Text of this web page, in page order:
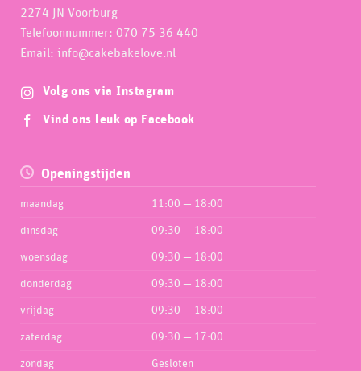
2274 JN Voorburg
Telefoonnummer: 070 75 36 440
Email: info@cakebakelove.nl
Volg ons via Instagram
Vind ons leuk op Facebook
Openingstijden
maandag 11:00 — 18:00
dinsdag 09:30 — 18:00
woensdag 09:30 — 18:00
donderdag 09:30 — 18:00
vrijdag 09:30 — 18:00
zaterdag 09:30 — 17:00
zondag Gesloten